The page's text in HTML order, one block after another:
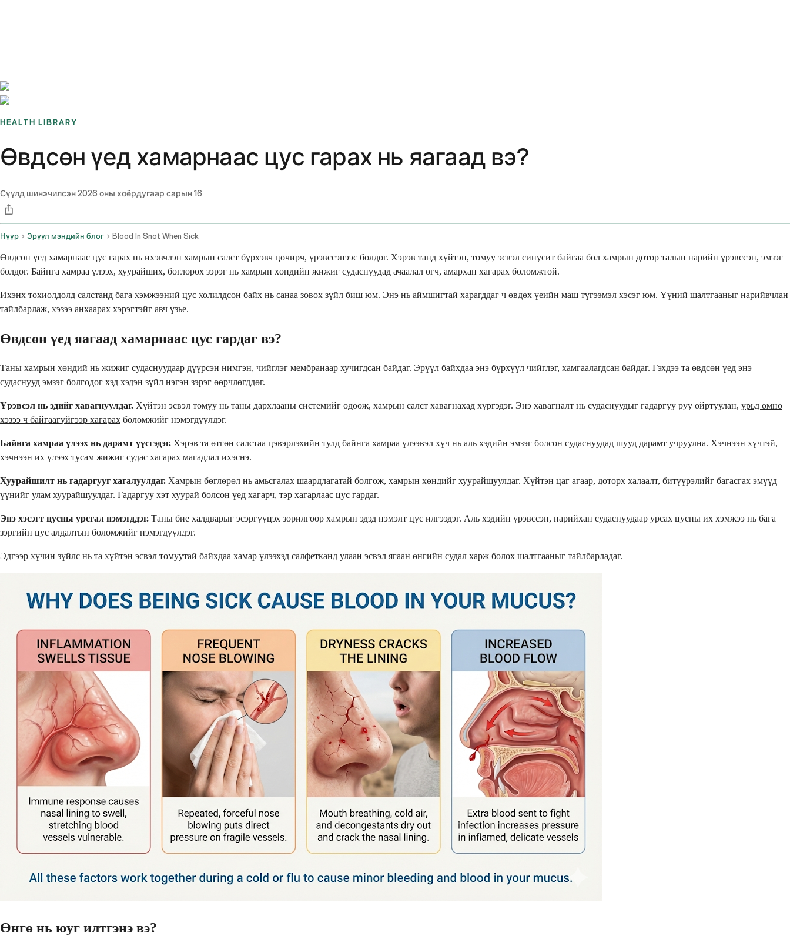
HEALTH LIBRARY
Өвдсөн үед хамарнаас цус гарах нь яагаад вэ?
Сүүлд шинэчилсэн2026 оны хоёрдугаар сарын 16
Нүүр Эрүүл мэндийн блог Blood In Snot When Sick
Өвдсөн үед хамарнаас цус гарах нь ихэвчлэн хамрын салст бүрхэвч цочирч, үрэвссэнээс болдог. Хэрэв танд хүйтэн, томуу эсвэл синусит байгаа бол хамрын дотор талын нарийн үрэвссэн, эмзэг
болдог. Байнга хамраа үлээх, хуурайших, бөглөрөх зэрэг нь хамрын хөндийн жижиг судаснуудад ачаалал өгч, амархан хагарах боломжтой.
Ихэнх тохиолдолд салстанд бага хэмжээний цус холилдсон байх нь санаа зовох зүйл биш юм. Энэ нь аймшигтай харагддаг ч өвдөх үеийн маш түгээмэл хэсэг юм. Үүний шалтгааныг нарийвчлан
тайлбарлаж, хэзээ анхаарах хэрэгтэйг авч үзье.
Өвдсөн үед яагаад хамарнаас цус гардаг вэ?
Таны хамрын хөндий нь жижиг судаснуудаар дүүрсэн нимгэн, чийглэг мембранаар хучигдсан байдаг. Эрүүл байхдаа энэ бүрхүүл чийглэг, хамгаалагдсан байдаг. Гэхдээ та өвдсөн үед энэ
судаснууд эмзэг болгодог хэд хэдэн зүйл нэгэн зэрэг өөрчлөгддөг.
Үрэвсэл нь эдийг хавагнуулдаг. Хүйтэн эсвэл томуу нь таны дархлааны системийг өдөөж, хамрын салст хавагнахад хүргэдэг. Энэ хавагналт нь судаснуудыг гадаргуу руу ойртуулан, урьд өмнө
хэзээ ч байгаагүйгээр хагарах боломжийг нэмэгдүүлдэг.
Байнга хамраа үлээх нь дарамт үүсгэдэг. Хэрэв та өтгөн салстаа цэвэрлэхийн тулд байнга хамраа үлээвэл хүч нь аль хэдийн эмзэг болсон судаснуудад шууд дарамт учруулна. Хэчнээн хүчтэй,
хэчнээн их үлээх тусам жижиг судас хагарах магадлал ихэснэ.
Хуурайшилт нь гадаргууг хагалуулдаг. Хамрын бөглөрөл нь амьсгалах шаардлагатай болгож, хамрын хөндийг хуурайшуулдаг. Хүйтэн цаг агаар, доторх халаалт, битүүрэлийг багасгах эмүүд
үүнийг улам хуурайшуулдаг. Гадаргуу хэт хуурай болсон үед хагарч, тэр хагарлаас цус гардаг.
Энэ хэсэгт цусны урсгал нэмэгддэг. Таны бие халдварыг эсэргүүцэх зорилгоор хамрын эдэд нэмэлт цус илгээдэг. Аль хэдийн үрэвссэн, нарийхан судаснуудаар урсах цусны их хэмжээ нь бага
зэргийн цус алдалтын боломжийг нэмэгдүүлдэг.
Эдгээр хүчин зүйлс нь та хүйтэн эсвэл томуутай байхдаа хамар үлээхэд салфетканд улаан эсвэл ягаан өнгийн судал харж болох шалтгааныг тайлбарладаг.
Өнгө нь юуг илтгэнэ вэ?